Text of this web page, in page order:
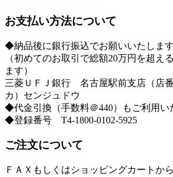
お支払い方法について
◆納品後に銀行振込でお願いいたします
（初めてのお取引で総額20万円を超え
ます）
三菱ＵＦＪ銀行 名古屋駅前支店（店
カ）センジュドウ
◆代金引換（手数料＠440）もご利用い
◆登録番号 T4-1800-0102-5925
ご注文について
ＦＡＸもしくはショッピングカートか